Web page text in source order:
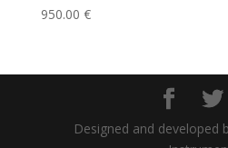
950.00 €
Designed and developed